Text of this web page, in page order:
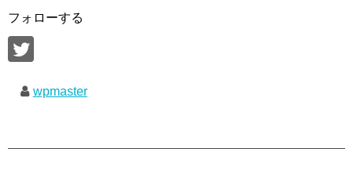
フォローする
wpmaster